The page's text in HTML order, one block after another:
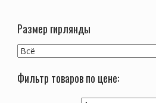
Размер гирлянды
Фильтр товаров по цене: